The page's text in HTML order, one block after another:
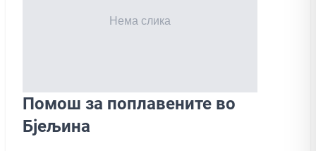
Помош за поплавените во
Бјељина